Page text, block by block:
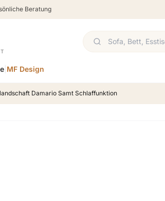
Beratung
MF Design
Damario Samt Schlaffunktion